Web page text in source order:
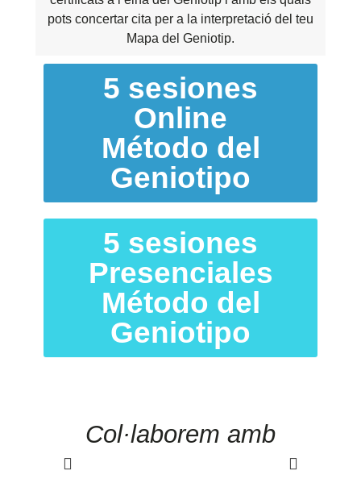
pots concertar cita per a la interpretació del teu
Mapa del Geniotip.
5 sesiones
Online
Método del
Geniotipo
5 sesiones
Presenciales
Método del
Geniotipo
Col·laborem amb